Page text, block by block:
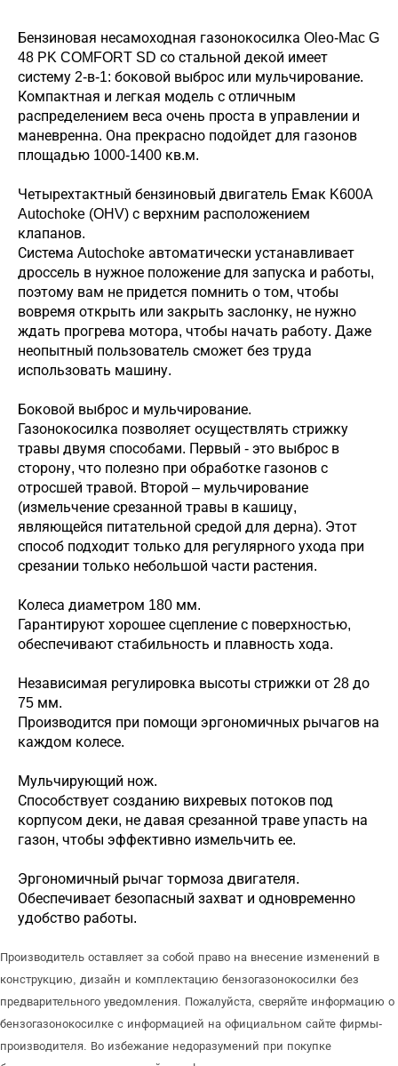
Бензиновая несамоходная газонокосилка Oleo-Mac G
48 PK COMFORT SD со стальной декой имеет
систему 2-в-1: боковой выброс или мульчирование.
Компактная и легкая модель с отличным
распределением веса очень проста в управлении и
маневренна. Она прекрасно подойдет для газонов
площадью 1000-1400 кв.м.
Четырехтактный бензиновый двигатель Емак K600A
Autochoke (OHV) с верхним расположением
клапанов.
Система Autochoke автоматически устанавливает
дроссель в нужное положение для запуска и работы,
поэтому вам не придется помнить о том, чтобы
вовремя открыть или закрыть заслонку, не нужно
ждать прогрева мотора, чтобы начать работу. Даже
неопытный пользователь сможет без труда
использовать машину.
Боковой выброс и мульчирование.
Газонокосилка позволяет осуществлять стрижку
травы двумя способами. Первый - это выброс в
сторону, что полезно при обработке газонов с
отросшей травой. Второй – мульчирование
(измельчение срезанной травы в кашицу,
являющейся питательной средой для дерна). Этот
способ подходит только для регулярного ухода при
срезании только небольшой части растения.
Колеса диаметром 180 мм.
Гарантируют хорошее сцепление с поверхностью,
обеспечивают стабильность и плавность хода.
Независимая регулировка высоты стрижки от 28 до
75 мм.
Производится при помощи эргономичных рычагов на
каждом колесе.
Мульчирующий нож.
Способствует созданию вихревых потоков под
корпусом деки, не давая срезанной траве упасть на
газон, чтобы эффективно измельчить ее.
Эргономичный рычаг тормоза двигателя.
Обеспечивает безопасный захват и одновременно
удобство работы.
Производитель оставляет за собой право на внесение изменений в
конструкцию, дизайн и комплектацию бензогазонокосилки без
предварительного уведомления. Пожалуйста, сверяйте информацию о
бензогазонокосилке с информацией на официальном сайте фирмы-
производителя. Во избежание недоразумений при покупке